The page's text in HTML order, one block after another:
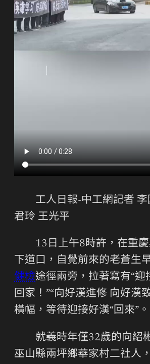
工人日報-中工網記者 李
君玲 王光平
13日上午8時許，在重
下道口，自覺前來的老蒼生
健檢途徑兩旁，拉著寫有“迎
回家！”“向好漢進修 向好漢
橫幅，等待迎接好漢“回來”。
就義時年僅32歲的向紹
巫山縣兩坪鄉華家村二社人